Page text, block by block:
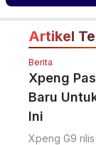
Artikel
Berita
Xpeng
Baru
Ini
Xpeng G9